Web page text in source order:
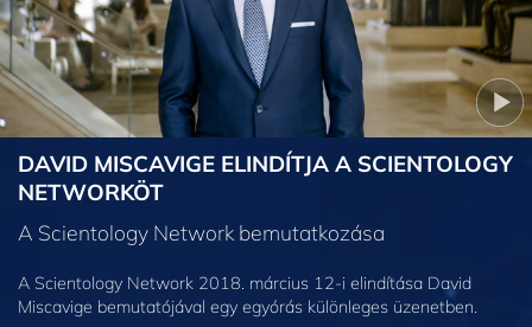
DAVID MISCAVIGE ELINDÍTJA A SCIENTOLOGY
NETWORKÖT
A Scientology Network bemutatkozása
A Scientology Network 2018. március 12-i elindítása David
Miscavige bemutatójával egy egyórás különleges üzenetben.